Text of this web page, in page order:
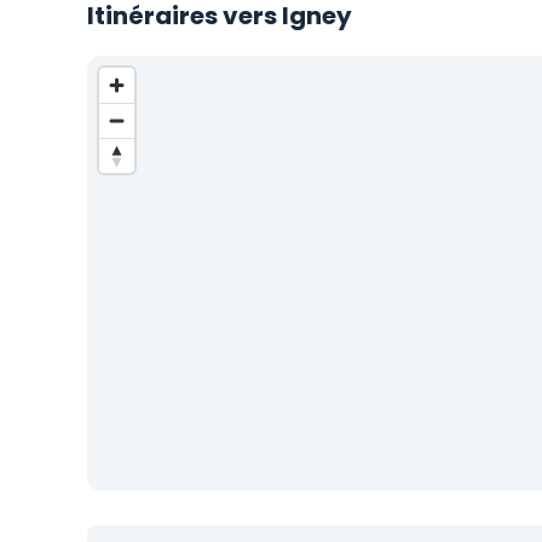
Itinéraires vers Igney